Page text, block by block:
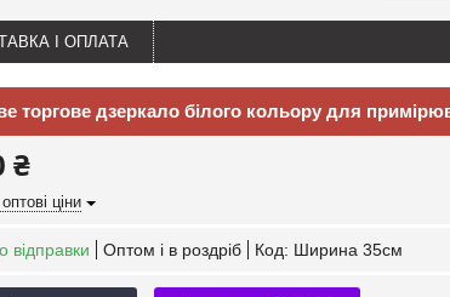
І ОПЛАТА
торгове дзеркало білого кольору для
₴
ціни
відправки Оптом і в роздріб Код: Ширина 35см